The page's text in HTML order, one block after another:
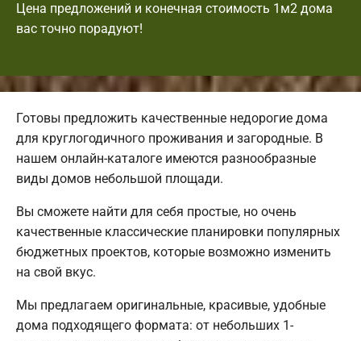
Цена предложений и конечная стоимость 1м2 дома
вас точно порадуют!
Готовы предложить качественные недорогие дома
для круглогодичного проживания и загородные. В
нашем онлайн-каталоге имеются разнообразные
виды домов небольшой площади.
Вы сможете найти для себя простые, но очень
качественные классические планировки популярных
бюджетных проектов, которые возможно изменить
на свой вкус.
Мы предлагаем оригинальные, красивые, удобные
дома подходящего формата: от небольших 1-